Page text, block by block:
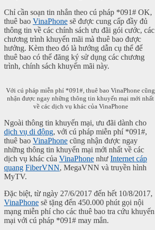
Chỉ cần soạn tin nhắn theo cú pháp *091# OK,
thuê bao VinaPhone sẽ được cung cấp đầy đủ
thông tin về các chính sách ưu đãi gói cước, các
chương trình khuyến mãi mà thuê bao được
hưởng. Kèm theo đó là hướng dẫn cụ thể để
thuê bao có thể đăng ký sử dụng các chương
trình, chính sách khuyến mãi này.
Với cú pháp miễn phí *091#, thuê bao VinaPhone cũng
nhận được ngay những thông tin khuyến mại mới nhất
về các dịch vụ khác của VinaPhone
Ngoài thông tin khuyến mại, ưu đãi dành cho
dịch vụ di động, với cú pháp miễn phí *091#,
thuê bao VinaPhone cũng nhận được ngay
những thông tin khuyến mại mới nhất về các
dịch vụ khác của VinaPhone như Internet cáp
quang FiberVNN, MegaVNN và truyền hình
MyTV.
Đặc biệt, từ ngày 27/6/2017 đến hết 10/8/2017,
VinaPhone sẽ tặng đến 450.000 phút gọi nội
mạng miễn phí cho các thuê bao tra cứu khuyến
mại với cú pháp *091# may mắn.